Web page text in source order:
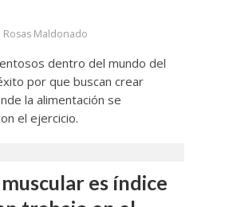
Maldonado
dentro del mundo del
por que buscan crear
la alimentación se
el ejercicio.
es índice